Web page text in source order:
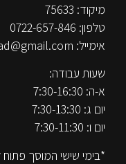
מיקוד: 75633
טלפון: 0722-657-846
אימייל:
שעות עבודה:
א-ה: 7:30-16:30
יום ג: 7:30-13:30
יום ו: 7:30-11:30
*בימי שישי המוסך